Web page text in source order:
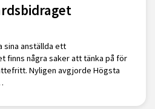
sina anställda ett
finns några saker att tänka på för
Nyligen avgjorde Högsta